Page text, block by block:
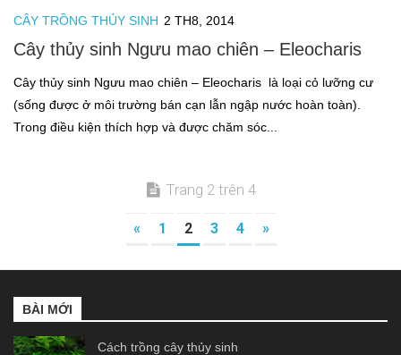
CÂY TRỒNG THỦY SINH 2 TH8, 2014
Cây thủy sinh Ngưu mao chiên – Eleocharis
Cây thủy sinh Ngưu mao chiên – Eleocharis là loại cỏ lưỡng cư
(sống được ở môi trường bán cạn lẫn ngập nước hoàn toàn).
Trong điều kiện thích hợp và được chăm sóc...
Trang 2 trên 4
« 1 2 3 4 »
BÀI MỚI
Cách trồng cây thủy sinh